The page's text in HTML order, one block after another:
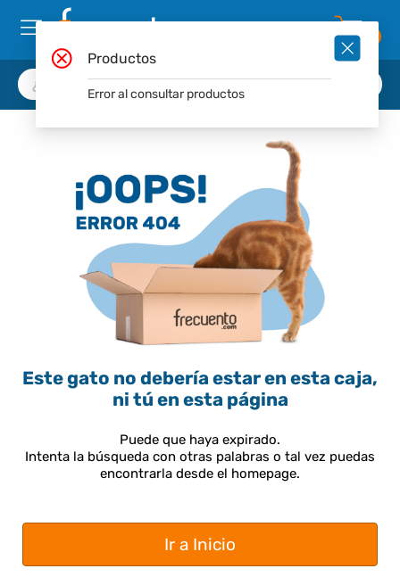
Este gato no debería estar en esta caja,
ni tú en esta página
Puede que haya expirado.
Intenta la búsqueda con otras palabras o tal vez puedas
encontrarla desde el homepage.
Ir a Inicio
Productos
Error al consultar productos